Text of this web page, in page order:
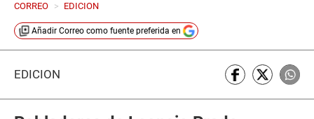
CORREO > EDICION
Añadir Correo como fuente preferida en
EDICIÓN